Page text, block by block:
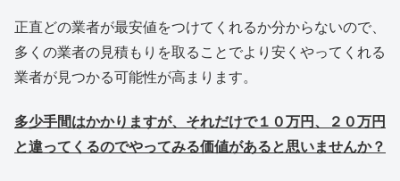
正直どの業者が最安値をつけてくれるか分からないので、
多くの業者の見積もりを取ることでより安くやってくれる
業者が見つかる可能性が高まります。
多少手間はかかりますが、それだけで１０万円、２０万円
と違ってくるのでやってみる価値があると思いませんか？